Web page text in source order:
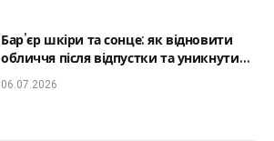
Бар’єр шкіри та сонце: як відновити
обличчя після відпустки та уникнути
фотостаріння
06.07.2026